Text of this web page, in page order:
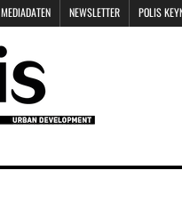
MEDIADATEN NEWSLETTER POLIS